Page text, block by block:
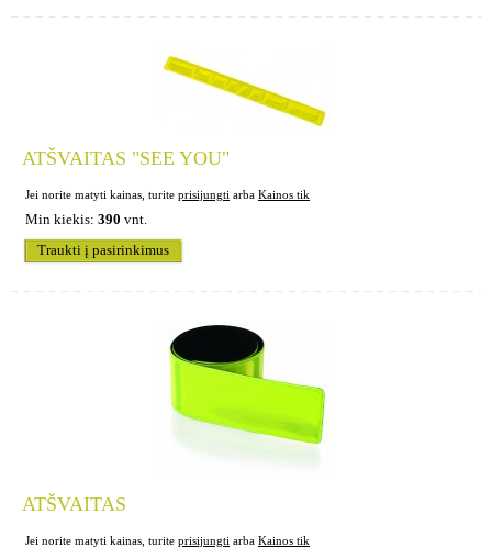
ATŠVAITAS "SEE YOU"
Jei norite matyti kainas, turite prisijungti arba Kainos tik
Min kiekis: 390 vnt.
Traukti į pasirinkimus
ATŠVAITAS
Jei norite matyti kainas, turite prisijungti arba Kainos tik